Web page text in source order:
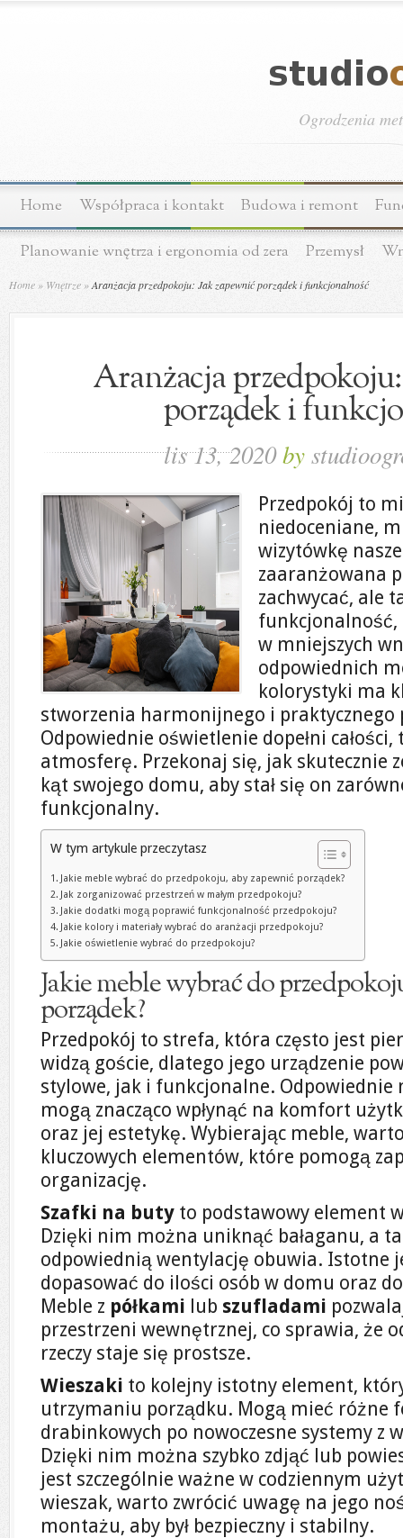
Ogrodzenia
Home Współpraca i kontakt Budowa i remont
Planowanie wnętrza i ergonomia od zera Przemysł
Home » Wnętrze »Aranżacja przedpokoju: Jak zapewnić porządek i funkcjonalność
Aranżacja
porządek i
lis 13, 2020by
Przedpokój to
niedoceniane,
wizytówkę
zaaranżowana
zachwycać, ale
funkcjonalność,
w mniejszych
odpowiednich
kolorystyki ma
stworzenia harmonijnego i praktycznego
Odpowiednie oświetlenie dopełni
atmosferę. Przekonaj się, jak skutecznie
kąt swojego domu, aby stał się on
funkcjonalny.
W tym artykule przeczytasz
Jakie meble wybrać do przedpokoju, aby zapewnić porządek?
Jak zorganizować przestrzeń w małym przedpokoju?
Jakie dodatki mogą poprawić funkcjonalność przedpokoju?
Jakie kolory i materiały wybrać do aranżacji przedpokoju?
Jakie oświetlenie wybrać do przedpokoju?
Jakie meble wybrać do
porządek?
Przedpokój to strefa, która często jest
widzą goście, dlatego jego urządzenie
stylowe, jak i funkcjonalne. Odpowiednie
mogą znacząco wpłynąć na komfort
oraz jej estetykę. Wybierając meble,
kluczowych elementów, które pomogą
organizację.
Szafki na buty to podstawowy element
Dzięki nim można uniknąć bałaganu, a
odpowiednią wentylację obuwia. Istotne
dopasować do ilości osób w domu oraz
Meble z półkami lub szufladami
przestrzeni wewnętrznej, co sprawia, że
rzeczy staje się prostsze.
Wieszaki to kolejny istotny element,
utrzymaniu porządku. Mogą mieć różne
drabinkowych po nowoczesne systemy
Dzięki nim można szybko zdjąć lub
jest szczególnie ważne w codziennym
wieszak, warto zwrócić uwagę na jego
montażu, aby był bezpieczny i stabilny.